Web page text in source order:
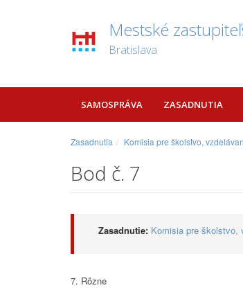
Mestské
Bratislava
SAMOSPRÁVA ZASADNUTIA
Zasadnutia Komisia pre školstvo,
Bod č. 7
Zasadnutie: Komisia pre školstvo,
7. Rôzne